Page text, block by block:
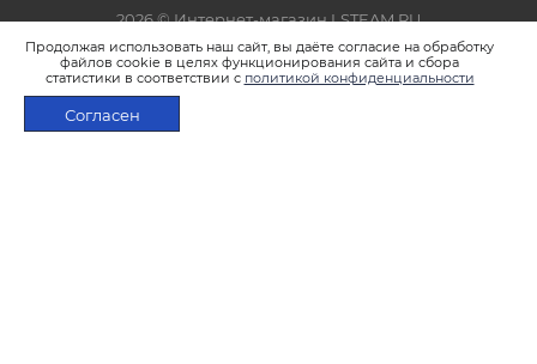
Продолжая использовать наш сайт, вы даёте согласие на обработку
файлов cookie в целях функционирования сайта и сбора
статистики в соответствии с политикой конфиденциальности
Согласен
2026 © Интернет-магазин LSTEAM.RU